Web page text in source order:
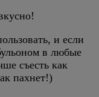
и если
в любые
съесть как
пахнет!)